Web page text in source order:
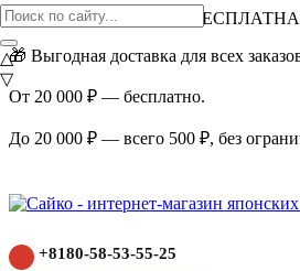
ВНИМАНИЕ АКЦИЯ!
🎁 Выгодная доставка для всех
От 20 000 ₽ — бесплатно.
До 20 000 ₽ — всего 500 ₽, без
+8180-58-53-55-25
△
▽